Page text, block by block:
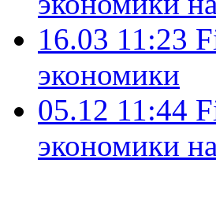
16.03 11:23
экономики
05.12 11:44
экономики